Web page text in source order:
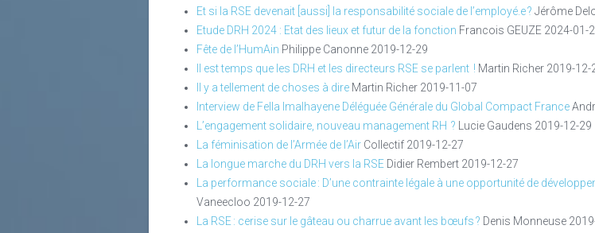
Et si la RSE devenait [aussi] la responsabilité sociale de l’employé.e ? Jérôme
Etude DRH 2024 : Etat des lieux et futur de la fonction Francois GEUZE 2024-01-
Fête de l’HumAin Philippe Canonne 2019-12-29
Il est temps que les DRH et les directeurs RSE se parlent ! Martin Richer 2019-12-
Il y a tellement de choses à dire Martin Richer 2019-11-07
Interview de Fella Imalhayene Déléguée Générale du Global Compact France
L’engagement solidaire, nouveau management RH ?
Lucie Gaudens 2019-12-29
La féminisation de l’Armée de l’Air Collectif 2019-12-27
La longue marche du DRH vers la RSE Didier Rembert 2019-12-27
La performance sociale : D’une contrainte légale à une opportunité de
Vaneecloo 2019-12-27
La RSE : cerise sur le gâteau ou charrue avant les bœufs ? Denis Monneuse